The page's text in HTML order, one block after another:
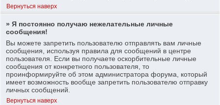
Вернуться наверх
» Я постоянно получаю нежелательные личные
сообщения!
Вы можете запретить пользователю отправлять вам личные
сообщения, используя правила для сообщений в центре
пользователя. Если вы получаете оскорбительные личные
сообщения от конкретного пользователя, то
проинформируйте об этом администратора форума, который
имеет возможность вообще запретить пользователю отправку
личных сообщений.
Вернуться наверх